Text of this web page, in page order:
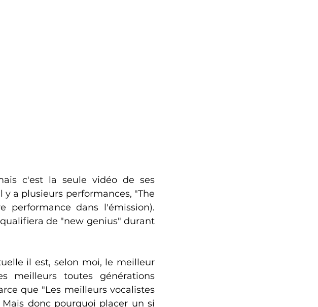
c'est la seule vidéo de ses
a plusieurs performances, "The
performance dans l'émission).
de "new genius" durant
il est, selon moi, le meilleur
meilleurs toutes générations
que "Les meilleurs vocalistes
donc pourquoi placer un si